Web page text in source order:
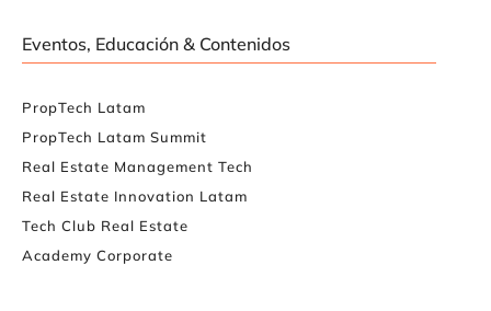
Eventos, Educación & Contenidos
PropTech Latam
PropTech Latam Summit
Real Estate Management Tech
Real Estate Innovation Latam
Tech Club Real Estate
Academy Corporate